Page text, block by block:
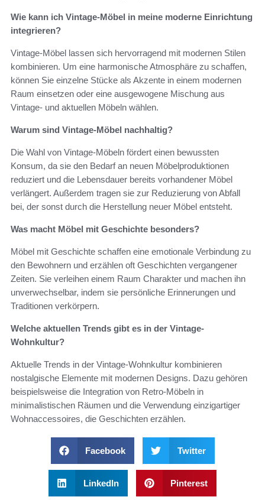
Wie kann ich Vintage-Möbel in meine moderne Einrichtung
integrieren?
Vintage-Möbel lassen sich hervorragend mit modernen Stilen
kombinieren. Um eine harmonische Atmosphäre zu schaffen,
können Sie einzelne Stücke als Akzente in einem modernen
Raum einsetzen oder eine ausgewogene Mischung aus
Vintage- und aktuellen Möbeln wählen.
Warum sind Vintage-Möbel nachhaltig?
Die Wahl von Vintage-Möbeln fördert einen bewussten
Konsum, da sie den Bedarf an neuen Möbelproduktionen
reduziert und die Lebensdauer bereits vorhandener Möbel
verlängert. Außerdem tragen sie zur Reduzierung von Abfall
bei, der sonst durch die Herstellung neuer Möbel entsteht.
Was macht Möbel mit Geschichte besonders?
Möbel mit Geschichte schaffen eine emotionale Verbindung zu
den Bewohnern und erzählen oft Geschichten vergangener
Zeiten. Sie verleihen einem Raum Charakter und machen ihn
unverwechselbar, indem sie persönliche Erinnerungen und
Traditionen verkörpern.
Welche aktuellen Trends gibt es in der Vintage-
Wohnkultur?
Aktuelle Trends in der Vintage-Wohnkultur kombinieren
nostalgische Elemente mit modernen Designs. Dazu gehören
beispielsweise die Integration von Retro-Möbeln in
minimalistischen Räumen und die Verwendung einzigartiger
Wohnaccessoires, die Geschichten erzählen.
Facebook Twitter
LinkedIn Pinterest